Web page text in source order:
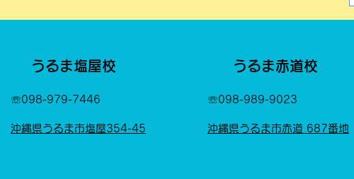
うるま塩屋校
​☏098-979-7446
沖縄県うるま市塩屋354-45
​☏098-989-9023
沖縄県うるま市赤道 687番地
うるま赤道校